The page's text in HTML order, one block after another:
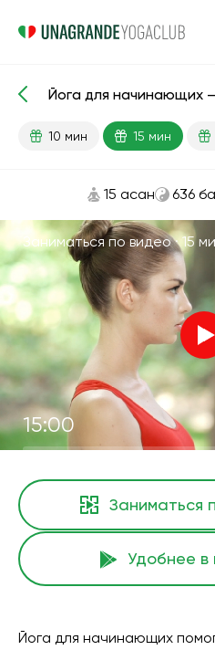
Готовые уроки
Йога для начинающих —
10 мин 15 мин
15 асан 636
Заниматься по видео ·15
15:00
Заниматься
Удобнее в
Йога для начинающих